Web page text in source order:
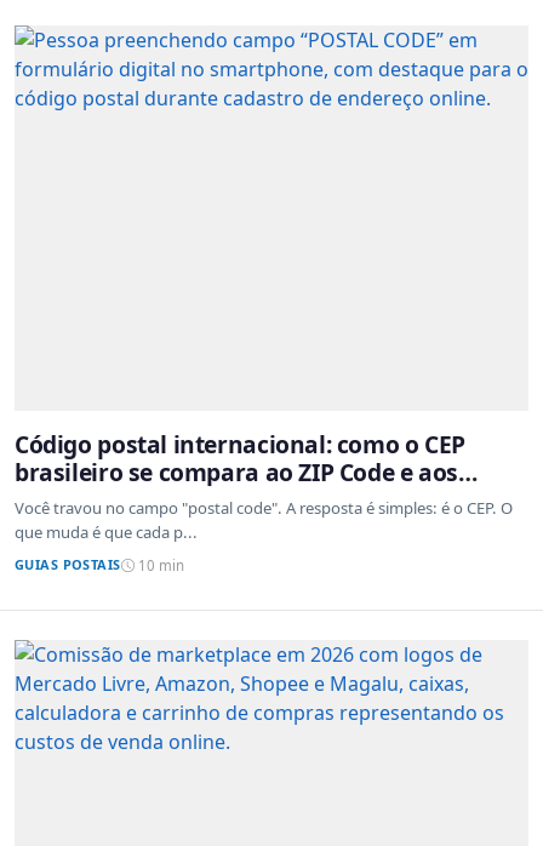
Código postal internacional: como o CEP
brasileiro se compara ao ZIP Code e aos
sistemas de outros países
Você travou no campo "postal code". A resposta é simples: é o CEP. O
que muda é que cada p...
GUIAS POSTAIS 10 min